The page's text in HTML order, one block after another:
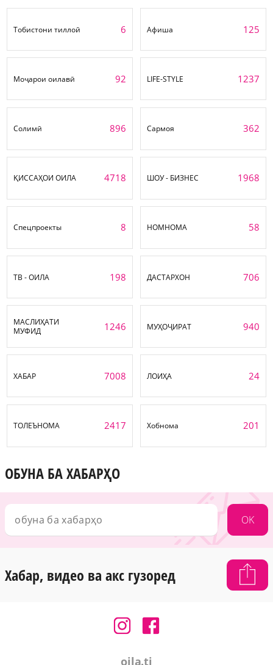
Тобистони тиллоӣ 6 Афиша 125
Моҷарои оилавӣ 92 LIFE-STYLE 1237
Солимӣ 896 Сармоя 362
ҚИССАҲОИ ОИЛА 4718 ШОУ - БИЗНЕС 1968
Спецпроекты 8 НОМНОМА 58
ТВ - ОИЛА 198 ДАСТАРХОН 706
МАСЛИҲАТИ
МУФИД
1246 МУҲОҶИРАТ 940
ХАБАР 7008 ЛОИҲА 24
ТОЛЕЪНОМА 2417 Хобнома 201
ОБУНА БА ХАБАРҲО
OK
Хабар, видео ва акс гузоред
oila.tj